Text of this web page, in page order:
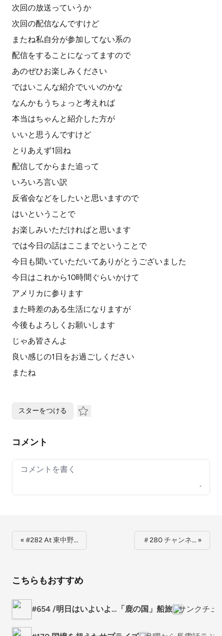
次回の放送っていうか
次回の配信なんですけど
またね私自分が参加してない系の
配信をすることになってますので
あのぜひお楽しみください
ではいこんな紹介でいいのかな
なんかもうちょっと考えれば
本当はちゃんと紹介した方が
いいと思うんですけど
とりあえず1回ね
配信してからまた追って
いろいろ言い訳
反省会などをしたいと思いますので
はいということで
お楽しみいただければと思います
では今日の話はここまでということで
今日も聞いていただいてありがとうございました
今日はこれから10時間ぐらいかけて
アメリカに参ります
また時差のある生活になりますが
今後もよろしくお願いします
じゃあ皆さんよ
良い感じの1日をお過ごしください
またね
スターをつける
コメント
Your comment
« #282 At 東中野… ＃280 チャンネ… »
こちらもおすすめ
#654 /明日はいよいよ…「鹿の国」船旅 サンクチュ